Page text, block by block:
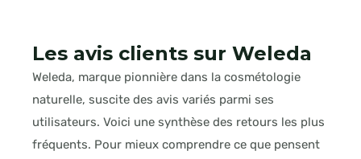
Les avis clients sur Weleda
Weleda, marque pionnière dans la cosmétologie
naturelle, suscite des avis variés parmi ses
utilisateurs. Voici une synthèse des retours les plus
fréquents. Pour mieux comprendre ce que pensent